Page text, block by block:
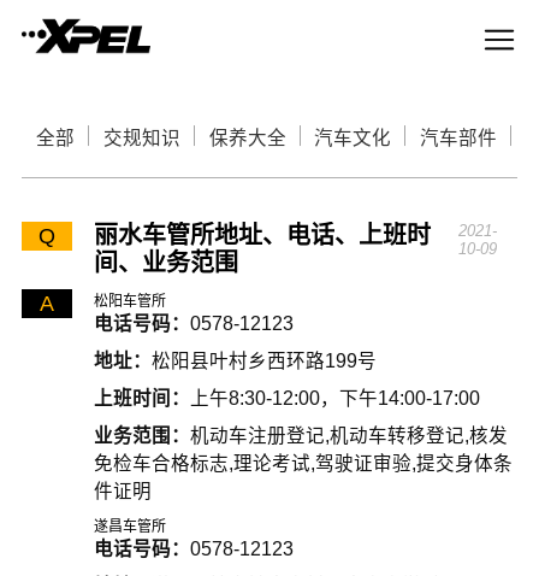
全部 交规知识 保养大全 汽车文化 汽车部件
Q
丽水车管所地址、电话、上班时
间、业务范围
2021-
10-09
A 松阳车管所
电话号码： 0578-12123
地址： 松阳县叶村乡西环路199号
上班时间：
上午8:30-12:00，下午14:00-17:00
业务范围： 机动车注册登记,机动车转移登记,核发
免检车合格标志,理论考试,驾驶证审验,提交身体条
件证明
遂昌车管所
电话号码： 0578-12123